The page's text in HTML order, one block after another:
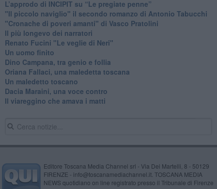
L’approdo di INCIPIT su “Le pregiate penne”
​"Il piccolo naviglio" il secondo romanzo di Antonio Tabucchi
​"Cronache di poveri amanti" di Vasco Pratolini
​Il più longevo dei narratori
Renato Fucini "Le veglie di Neri"
Un uomo finito
​Dino Campana, tra genio e follia
​Oriana Fallaci, una maledetta toscana
​Un maledetto toscano
​Dacia Maraini, una voce contro
​Il viareggino che amava i matti
Editore Toscana Media Channel srl - Via Dei Martelli, 8 - 50129
FIRENZE - info@toscanamediachannel.it. TOSCANA MEDIA
NEWS quotidiano on line registrato presso il Tribunale di Firenze